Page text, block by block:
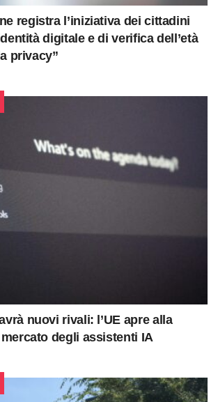
registra l’iniziativa dei cittadini
digitale e di verifica dell’età
privacy”
nuovi rivali: l’UE apre alla
degli assistenti IA